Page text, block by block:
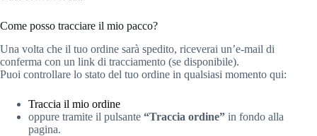
Come posso tracciare il mio pacco?
Una volta che il tuo ordine sarà spedito, riceverai un’e-mail di
conferma con un link di tracciamento (se disponibile).
Puoi controllare lo stato del tuo ordine in qualsiasi momento qui:
Traccia il mio ordine
oppure tramite il pulsante “Traccia ordine” in fondo alla
pagina.